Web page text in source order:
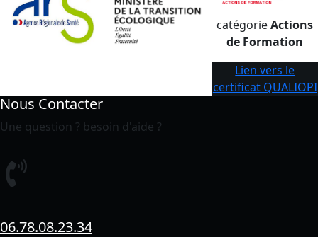
catégorieActions
de Formation
Lien vers le
certificat QUALIOPI
Nous Contacter
Une question ? besoin d'aide ?
06.78.08.23.34